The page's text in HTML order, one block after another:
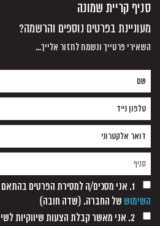
סניף קריית שמונה
מעוניינת בפרטים נוספים והרשמה?
השאירי פרטייך ונשמח לחזור אלייך...
1. אני מסכים/ה למסירת הפרטים בהתאם
השימוש של החברה. (שדה חובה)
2. אני מאשר קבלת הצעות שיווקיות